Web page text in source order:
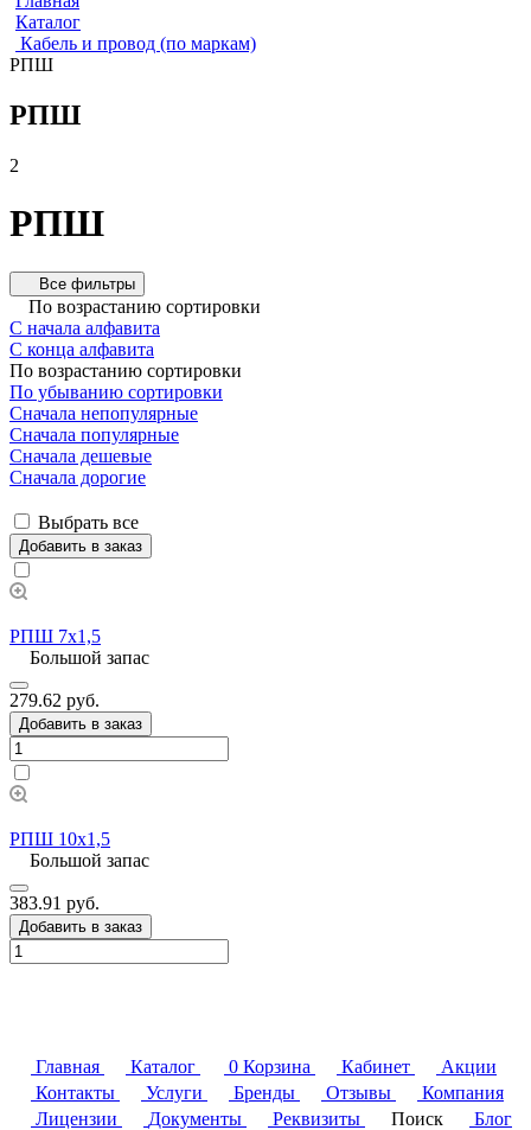
Каталог
Кабель и провод (по маркам)
РПШ
РПШ
2
РПШ
Все фильтры
По возрастанию сортировки
С начала алфавита
С конца алфавита
По возрастанию сортировки
По убыванию сортировки
Сначала непопулярные
Сначала популярные
Сначала дешевые
Сначала дорогие
Выбрать все
Добавить в заказ
РПШ 7х1,5
Большой запас
279.62 руб.
Добавить в заказ
РПШ 10х1,5
Большой запас
383.91 руб.
Добавить в заказ
Главная Каталог 0 Корзина Кабинет
Акции
Контакты
Услуги Бренды Отзывы
Компания
Лицензии
Документы Реквизиты Поиск
Блог